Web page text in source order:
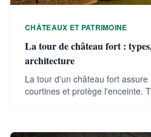
CHÂTEAUX ET PATRIMOINE
La tour de château fort :
architecture
La tour d'un château fort
courtines et protège l'enceinte.